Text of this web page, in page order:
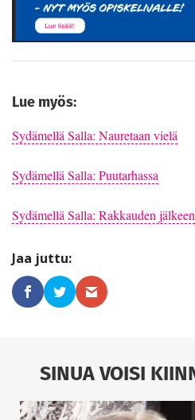
Lue myös:
Sydämellä Salla: Nauretaan vielä
Sydämellä Salla: Puutarhassa
Sydämellä Salla: Rakkauden jälkeen
SINUA VOISI